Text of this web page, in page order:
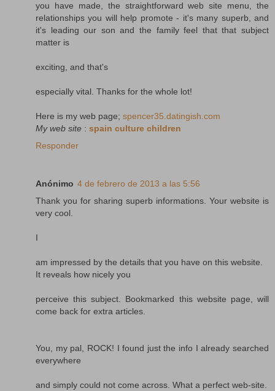
you have made, the straightforward web site menu, the
relationships you will help promote - it's many superb, and
it's leading our son and the family feel that that subject
matter is
exciting, and that's
especially vital. Thanks for the whole lot!
Here is my web page; spencer35.datingish.com
My web site : spain culture children
Responder
Anónimo 4 de febrero de 2013 a las 5:56
Thank you for sharing superb informations. Your website is
very cool.
I
am impressed by the details that you have on this website.
It reveals how nicely you
perceive this subject. Bookmarked this website page, will
come back for extra articles.
You, my pal, ROCK! I found just the info I already searched
everywhere
and simply could not come across. What a perfect web-site.